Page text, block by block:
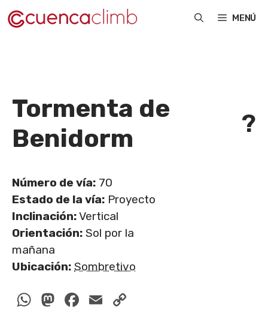
Saltar
al
MENÚ
Tormenta de
Benidorm
?
Número de vía: 70
Estado de la vía: Proyecto
Inclinación:Vertical
Orientación: Sol por la
mañana
Ubicación: Sombretivo
WhatsApp
Mastodon
Facebook
Email